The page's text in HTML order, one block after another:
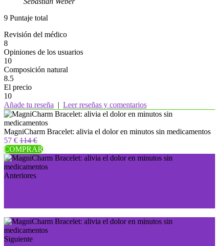
9 Puntaje total
Revisión del médico
8
Opiniones de los usuarios
10
Composición natural
8.5
El precio
10
Añade tu reseña | Leer reseñas y comentarios
MagniCharm Bracelet: alivia el dolor en minutos sin medicamentos
57 € 114 €
COMPRAR
Anteriores
Siguiente